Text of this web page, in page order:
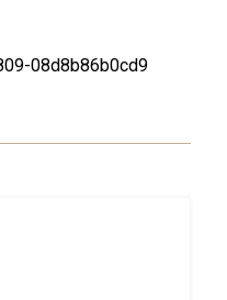
08d8b86b0cd9